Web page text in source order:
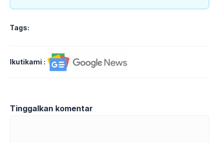
Tags:
Ikutikami :
Tinggalkan komentar